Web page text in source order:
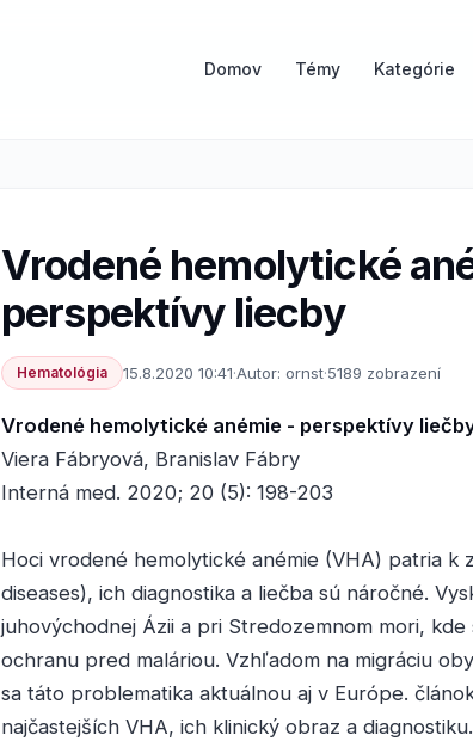
Domov Témy Kategórie
Vrodené hemolytické
perspektívy liecby
Hematológia 15.8.2020 10:41·Autor: ornst·5189 zobrazení
Vrodené hemolytické anémie - perspektívy
Viera Fábryová, Branislav Fábry
Interná med. 2020; 20 (5): 198-203
Hoci vrodené hemolytické anémie (VHA) patria k
diseases), ich diagnostika a liečba sú náročné.
juhovýchodnej Ázii a pri Stredozemnom mori,
ochranu pred maláriou. Vzhľadom na migráciu
sa táto problematika aktuálnou aj v Európe.
najčastejších VHA, ich klinický obraz a